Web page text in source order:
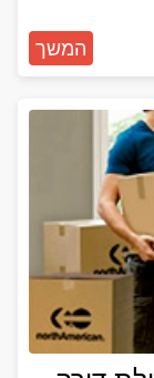
המשך